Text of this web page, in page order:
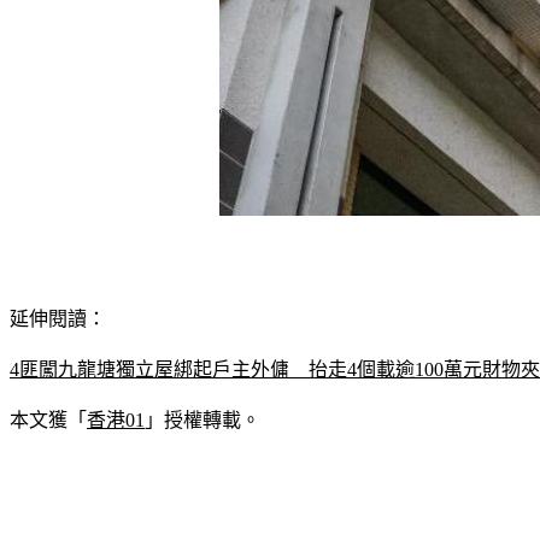
延伸閱讀：
4匪闖九龍塘獨立屋綁起戶主外傭　抬走4個載逾100萬元財物
本文獲「 香港01 」授權轉載。